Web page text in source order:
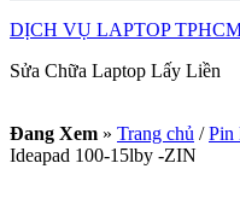
DỊCH VỤ LAPTOP
Sửa Chữa Laptop Lấy Liền
Đang Xem » Trang chủ / Pin
Ideapad 100-15lby -ZIN